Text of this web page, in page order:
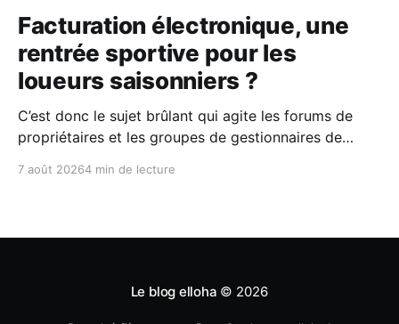
Facturation électronique, une
rentrée sportive pour les
loueurs saisonniers ?
C’est donc le sujet brûlant qui agite les forums de
propriétaires et les groupes de gestionnaires de
obligatoire débarque le 1er septembre 2026 et les
DGFIP, à quelques semaines du
7 août 20264 min de lecture
Le blog elloha © 2026